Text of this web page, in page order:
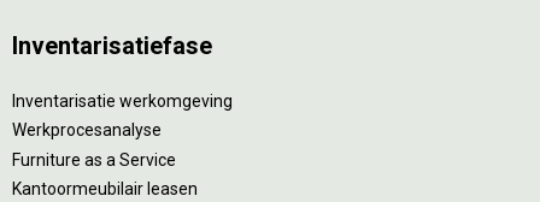
Inventarisatiefase
Inventarisatie werkomgeving
Werkprocesanalyse
Furniture as a Service
Kantoormeubilair leasen